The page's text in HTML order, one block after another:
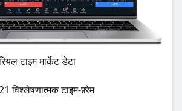
टाइम मार्केट डेटा
विश्लेषणात्मक टाइम-फ़्रेम